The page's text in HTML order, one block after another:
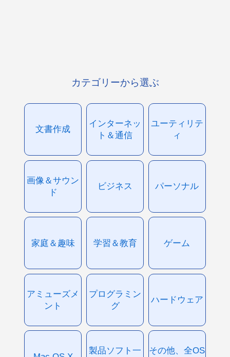
カテゴリーから選ぶ
文書作成
インターネッ
ト＆通信
ユーティリテ
ィ
画像＆サウン
ド
ビジネス パーソナル
家庭＆趣味 学習＆教育 ゲーム
アミューズメ
ント
プログラミン
グ
ハードウェア
製品ソフト一
その他、全OS